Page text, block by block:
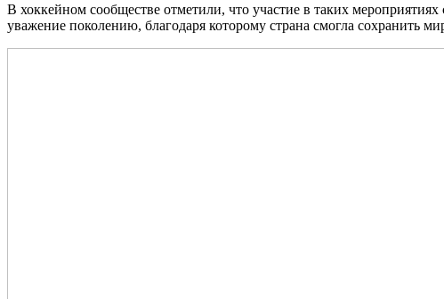
В хоккейном сообществе отметили, что участие в таких
уважение поколению, благодаря которому страна смогла сохранить